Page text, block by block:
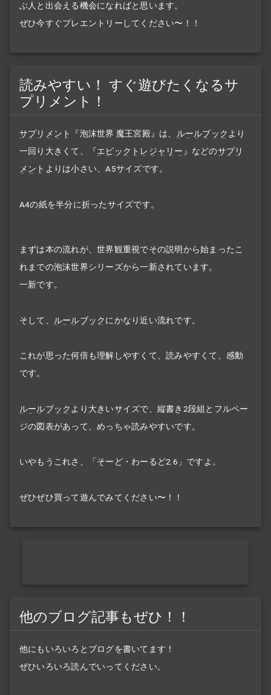
ぶ人と出会える機会になればと思います。
ぜひ今すぐプレエントリーしてください〜！！
読みやすい！ すぐ遊びたくなるサ
プリメント！
サプリメント 『泡沫世界 魔王宮殿』は、 ルールブック より
一回り大きくて、『エピックトレジャリー 』などのサプリ
メント よりは小さい、A5サイズです。
A4の紙を半分に折ったサイズです。
まずは本の流れが、世界観重視でその説明から始まったこ
れまでの泡沫世界シリーズから一新されています。
一新です。
そして、 ルールブックにかなり近い流れです。
これが思った何倍も理解しやすくて、読みやすくて、感動
です。
ルールブック より大きいサイズで、縦書き2段組とフルペー
ジの図表があって、めっちゃ読みやすいです。
いやもうこれさ、「そーど・わーるど2.6」ですよ。
ぜひぜひ買って遊んでみてください〜！！
他のブログ記事もぜひ！！
他にもいろいろとブログを書いてます！
ぜひいろいろ読んでいってください。